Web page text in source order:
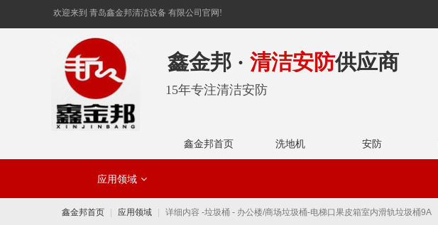
欢迎来到 青岛鑫金邦清洁设备 有限公司官网!
鑫金邦首页 洗地机 安防
15年专注清洁安防
鑫金邦 · 清洁安防供应商
应用领域
工业领域 物业领域
鑫金邦首页 应用领域 详细内容 -垃圾桶 - 办公楼/商场垃圾桶-电梯口果皮箱室内滑轨垃圾桶9A